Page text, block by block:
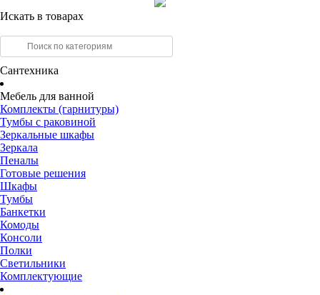
Искать в товарах
Сантехника
Мебель для ванной
Комплекты (гарнитуры)
Тумбы с раковиной
Зеркальные шкафы
Зеркала
Пеналы
Готовые решения
Шкафы
Тумбы
Банкетки
Комоды
Консоли
Полки
Светильники
Комплектующие